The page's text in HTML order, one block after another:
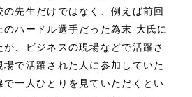
の先生だけではなく、例えば前回
ハードル選手だった為末 大氏に
、ビジネスの現場などで活躍さ
で活躍された人に参加していた
で一人ひとりを見ていただくとい